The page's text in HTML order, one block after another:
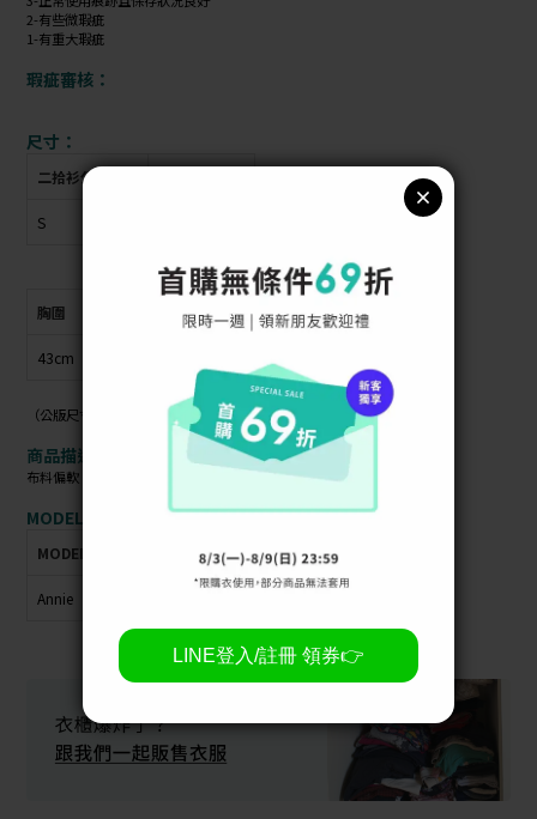
2-有些微瑕疵
1-有重大瑕疵
瑕疵審核：
尺寸：
二拾衫公版尺寸
S
胸圍 袖長
43cm
（公版尺寸指南可參考商品照）
商品描述：
布料偏軟 / 材質偏厚 / 布料無彈性 / 有內襯
MODEL資訊：
MODEL 體重 肩寬 胸圍
Annie